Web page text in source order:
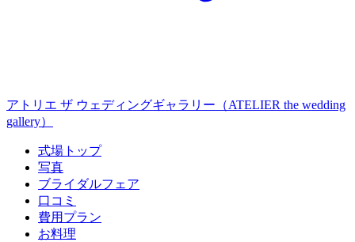
アトリエ ザ ウェディングギャラリー（ATELIER the wedding
gallery）
式場トップ
写真
ブライダルフェア
口コミ
費用プラン
お料理